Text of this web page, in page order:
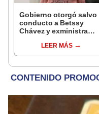
Gobierno otorgó salvo
conducto a Betssy
Chávez y exministra
madrugadaLEER MÁS